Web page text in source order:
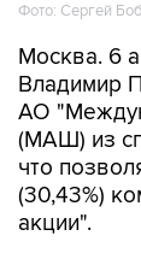
Москва. 6
АО
(МАШ) из
что
(30,43%)
акции".
Документ